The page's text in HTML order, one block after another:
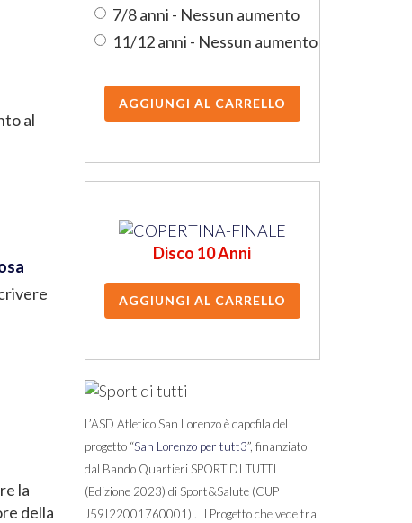
al
la
della
7/8 anni - Nessun aumento
11/12 anni - Nessun aumento
Disco 10 Anni
L’ASD Atletico San Lorenzo è capofila del
progetto “San Lorenzo per tutt3”, finanziato
dal Bando Quartieri SPORT DI TUTTI
(Edizione 2023) di Sport&Salute (CUP
J59I22001760001) . Il Progetto che vede tra